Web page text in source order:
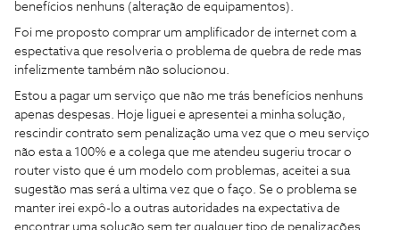
benefícios nenhuns (alteração de equipamentos).
Foi me proposto comprar um amplificador de internet com a
espectativa que resolveria o problema de quebra de rede mas
infelizmente também não solucionou.
Estou a pagar um serviço que não me trás benefícios nenhuns
apenas despesas. Hoje liguei e apresentei a minha solução,
rescindir contrato sem penalização uma vez que o meu serviço
não esta a 100% e a colega que me atendeu sugeriu trocar o
router visto que é um modelo com problemas, aceitei a sua
sugestão mas será a ultima vez que o faço. Se o problema se
manter irei expô-lo a outras autoridades na expectativa de
encontrar uma solução sem ter qualquer tipo de penalizações.